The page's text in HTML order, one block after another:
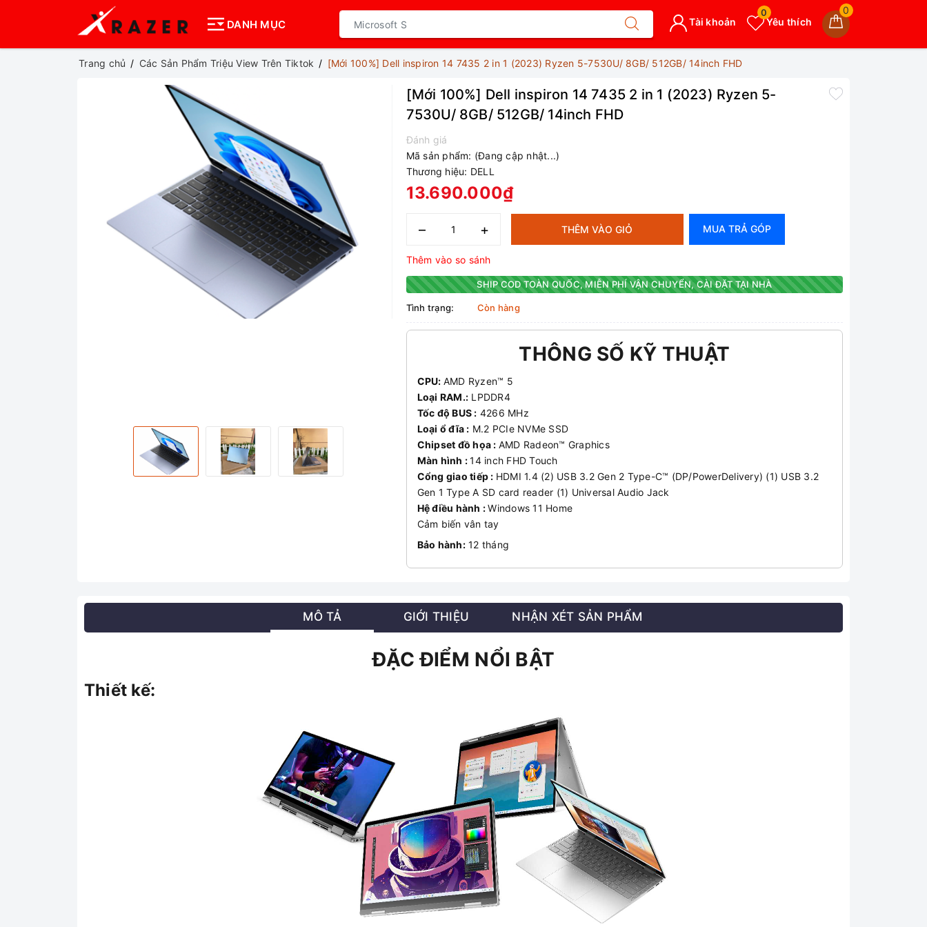
DANH MỤC
0
Yêu thích
0
Tài khoản
Trang chủ Các Sản Phẩm Triệu View Trên Tiktok [Mới 100%] Dell inspiron 14 7435 2 in 1 (2023) Ryzen 5-7530U/ 8GB/ 512GB/ 14inch FHD
[Mới 100%] Dell inspiron 14 7435 2 in 1 (2023) Ryzen 5-
7530U/ 8GB/ 512GB/ 14inch FHD
Đánh giá
Mã sản phẩm: (Đang cập nhật...)
Thương hiệu: DELL
13.690.000₫
– + THÊM VÀO GIỎ MUA TRẢ GÓP
Thêm vào so sánh
SHIP COD TOÀN QUỐC, MIỄN PHÍ VẬN CHUYỂN, CÀI ĐẶT TẠI NHÀ
Tình trạng: Còn hàng
THÔNG SỐ KỸ THUẬT
CPU: AMD Ryzen™ 5
Loại RAM.: LPDDR4
Tốc độ BUS : 4266 MHz
Loại ổ đĩa : M.2 PCIe NVMe SSD
Chipset đồ họa : AMD Radeon™ Graphics
Màn hình :14 inch FHD Touch
Cổng giao tiếp : HDMI 1.4 (2) USB 3.2 Gen 2 Type-C™ (DP/PowerDelivery) (1) USB 3.2
Gen 1 Type A SD card reader (1) Universal Audio Jack
Hệ điều hành :Windows 11 Home
Cảm biến vân tay
Bảo hành:12 tháng
MÔ TẢ GIỚI THIỆU NHẬN XÉT SẢN PHẨM
ĐẶC ĐIỂM NỔI BẬT
Thiết kế: